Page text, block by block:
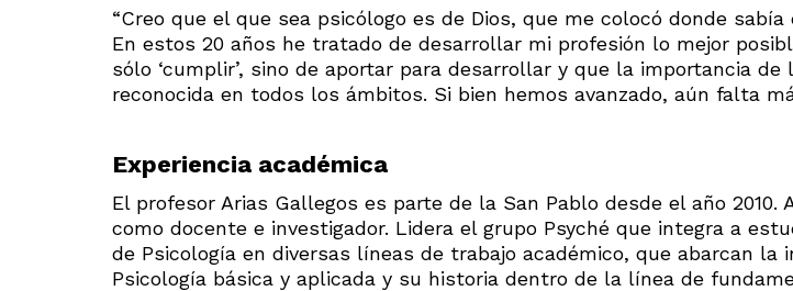
“Creo que el que sea psicólogo es de Dios, que me colocó donde
En estos 20 años he tratado de desarrollar mi profesión lo mejor
sólo ‘cumplir’, sino de aportar para desarrollar y que la importancia de
reconocida en todos los ámbitos. Si bien hemos avanzado, aún falta
Experiencia académica
El profesor Arias Gallegos es parte de la San Pablo desde el año 2010.
como docente e investigador. Lidera el grupo Psyché que integra a
de Psicología en diversas líneas de trabajo académico, que abarcan la
Psicología básica y aplicada y su historia dentro de la línea de